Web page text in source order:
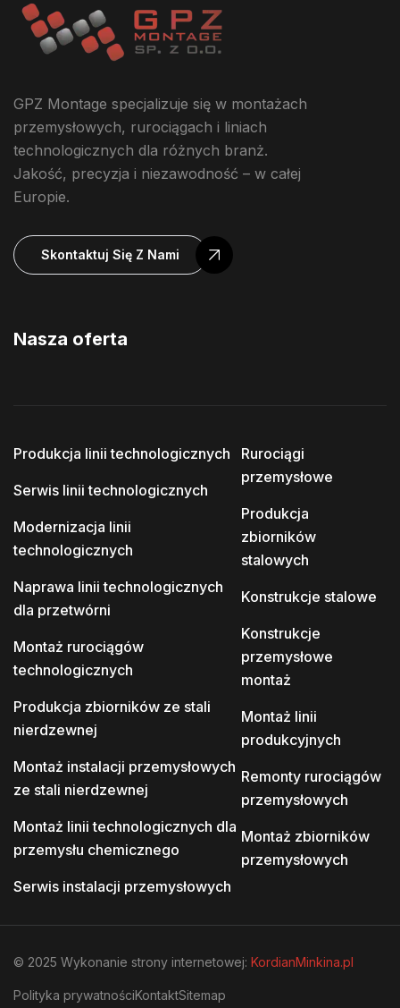
GPZ Montage specjalizuje się w montażach
przemysłowych, rurociągach i liniach
technologicznych dla różnych branż.
Jakość, precyzja i niezawodność – w całej
Europie.
Skontaktuj Się Z Nami
Nasza oferta
Produkcja linii technologicznych
Serwis linii technologicznych
Modernizacja linii
technologicznych
Naprawa linii technologicznych
dla przetwórni
Montaż rurociągów
technologicznych
Produkcja zbiorników ze stali
nierdzewnej
Montaż instalacji przemysłowych
ze stali nierdzewnej
Montaż linii technologicznych dla
przemysłu chemicznego
Serwis instalacji przemysłowych
Rurociągi
przemysłowe
Produkcja
zbiorników
stalowych
Konstrukcje stalowe
Konstrukcje
przemysłowe
montaż
Montaż linii
produkcyjnych
Remonty rurociągów
przemysłowych
Montaż zbiorników
przemysłowych
© 2025 Wykonanie strony internetowej: KordianMinkina.pl
Polityka prywatnościKontaktSitemap